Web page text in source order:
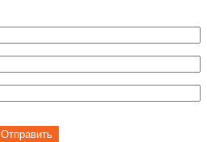
Отправить